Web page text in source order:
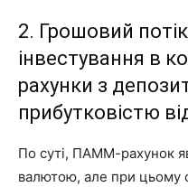
2. Грошовий
інвестування в
рахунки з
прибутковістю
По суті, ПАММ-рахунок
валютою, але при цьому